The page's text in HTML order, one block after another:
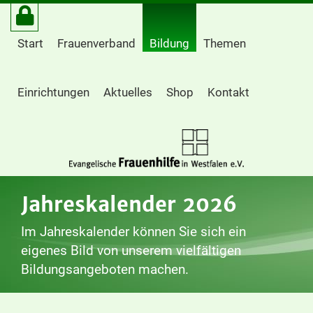
Start Frauenverband Bildung Themen
Einrichtungen Aktuelles Shop Kontakt
Jahreskalender 2026
Im Jahreskalender können Sie sich ein
eigenes Bild von unserem vielfältigen
Bildungsangeboten machen.